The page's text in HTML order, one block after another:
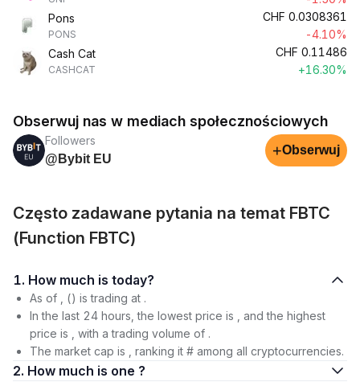
Pons
PONS
CHF 0.0308361
-4.10%
Cash Cat
CASHCAT
CHF 0.11486
+16.30%
Obserwuj nas w mediach społecznościowych
Followers
@Bybit EU
+Obserwuj
Często zadawane pytania na temat FBTC
(Function FBTC)
1. How much is today?
As of , () is trading at .
In the last 24 hours, the lowest price is , and the highest
price is , with a trading volume of .
The market cap is , ranking it # among all cryptocurrencies.
2. How much is one ?